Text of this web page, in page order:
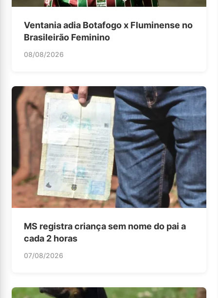
Ventania adia Botafogo x Fluminense no
Brasileirão Feminino
08/08/2026
MS registra criança sem nome do pai a
cada 2 horas
07/08/2026